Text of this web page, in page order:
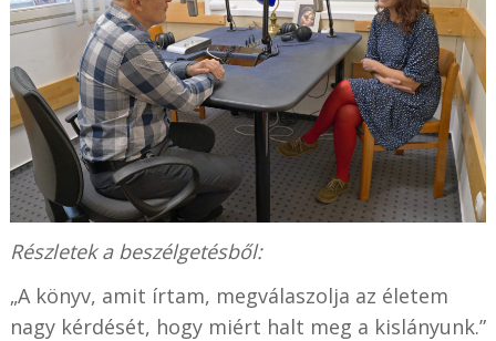
Részletek a beszélgetésből:
„A könyv, amit írtam, megválaszolja az életem
nagy kérdését, hogy miért halt meg a kislányunk.”